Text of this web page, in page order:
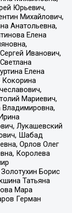
Юрьевич,
Михайлович,
Анатольевна,
Елена
Иванович,
Елена
Мариевич,
Лукашевский
Шабад
Орлов Олег
Королева
Борис
Татьяна
Мара
Герман